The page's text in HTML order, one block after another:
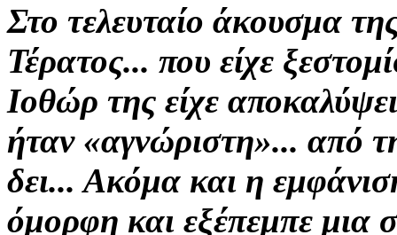
Στο τελευταίο άκουσμα
Τέρατος... που είχε
Ιοθώρ της είχε
ήταν «αγνώριστη»... από
δει... Ακόμα και η
όμορφη και εξέπεμπε μια